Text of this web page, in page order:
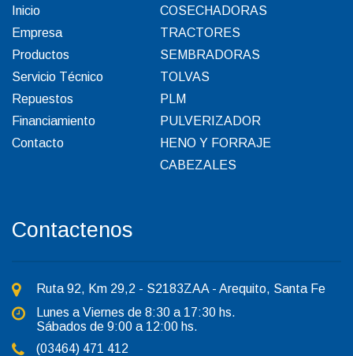
Inicio
Empresa
Productos
Servicio Técnico
Repuestos
Financiamiento
Contacto
COSECHADORAS
TRACTORES
SEMBRADORAS
TOLVAS
PLM
PULVERIZADOR
HENO Y FORRAJE
CABEZALES
Contactenos
Ruta 92, Km 29,2 - S2183ZAA - Arequito, Santa Fe
Lunes a Viernes de 8:30 a 17:30 hs.
Sábados de 9:00 a 12:00 hs.
(03464) 471 412